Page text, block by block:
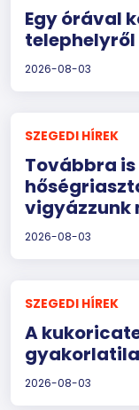
Egy órával
2026-08-03
SZEGEDI HÍREK
Továbbra
vigyázzunk
2026-08-03
SZEGEDI HÍREK
A
2026-08-03